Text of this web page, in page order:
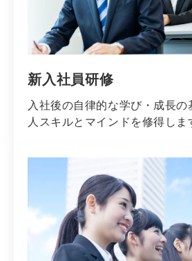
新入社員研修
入社後の自律的な学び・成長
人スキルとマインドを修得しま